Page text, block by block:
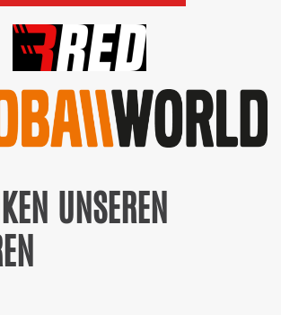
UNSEREN